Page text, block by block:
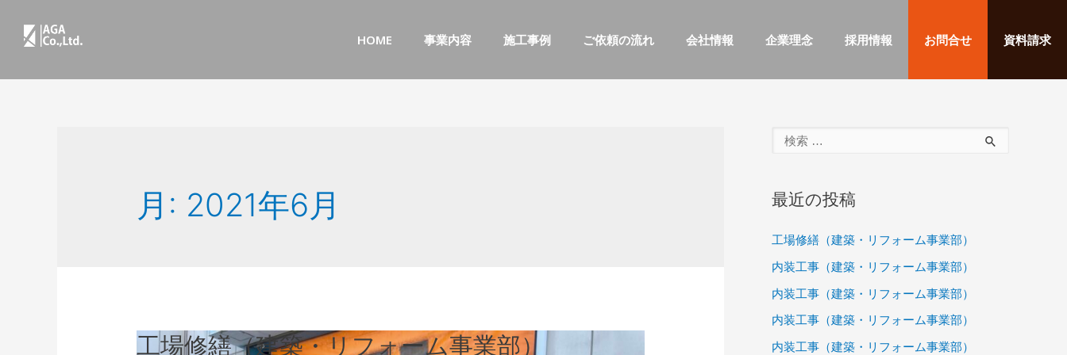
HOME 事業内容 施工事例 ご依頼の流れ 会社情報 企業理念 採用情報 お問合せ 資料請求
月: 2021年6月
工場修繕（建築・リフォーム事業部）
最近の投稿
工場修繕（建築・リフォーム事業部）
内装工事（建築・リフォーム事業部）
内装工事（建築・リフォーム事業部）
内装工事（建築・リフォーム事業部）
内装工事（建築・リフォーム事業部）